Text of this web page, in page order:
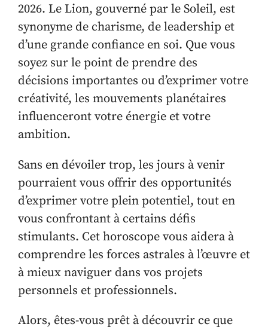
2026. Le Lion, gouverné par le Soleil, est
synonyme de charisme, de leadership et
d’une grande confiance en soi. Que vous
soyez sur le point de prendre des
décisions importantes ou d’exprimer votre
créativité, les mouvements planétaires
influenceront votre énergie et votre
ambition.
Sans en dévoiler trop, les jours à venir
pourraient vous offrir des opportunités
d’exprimer votre plein potentiel, tout en
vous confrontant à certains défis
stimulants. Cet horoscope vous aidera à
comprendre les forces astrales à l’œuvre et
à mieux naviguer dans vos projets
personnels et professionnels.
Alors, êtes-vous prêt à découvrir ce que